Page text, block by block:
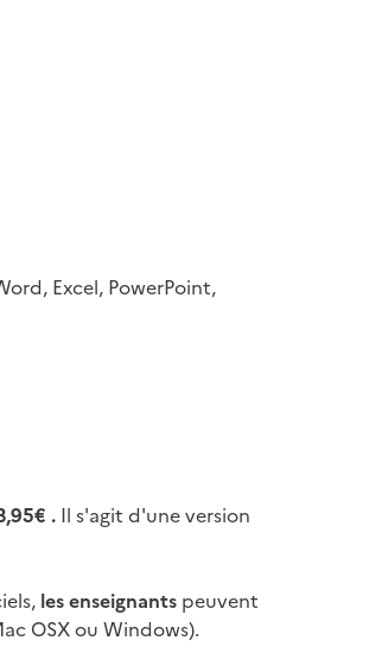
Excel, PowerPoint,
€ . Il s'agit d'une version
les enseignants peuvent
OSX ou Windows).